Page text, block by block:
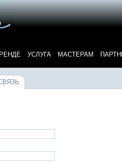
УСЛУГА МАСТЕРАМ